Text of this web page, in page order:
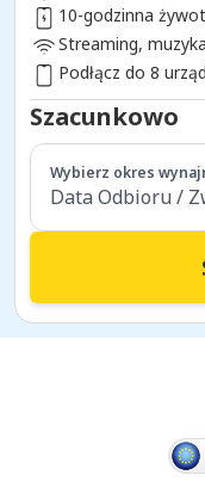
10-godzinna
Streaming,
Podłącz do 8
Szacunkowo
Wybierz okres
Data Odbioru /